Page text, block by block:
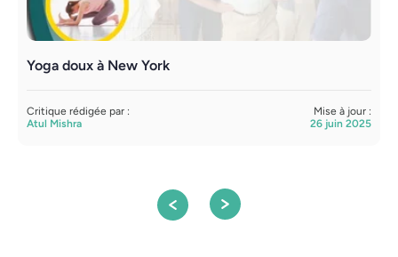
Yoga doux à New York
Critique rédigée par :
Atul Mishra
Mise à jour :
26 juin 2025